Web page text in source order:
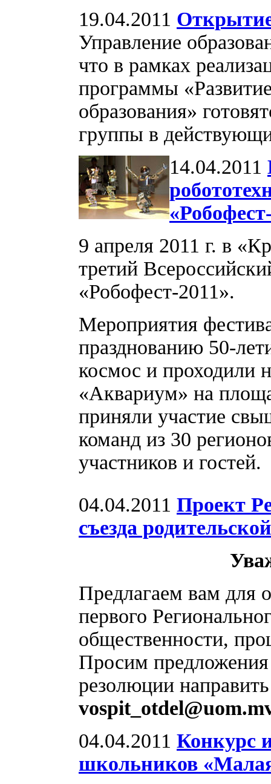
19.04.2011
Управление
что в рамках
программы
образования»
группы в
14.04.2011
9 апреля 2011 г. в
третий
«Робофест-2011».
Мероприятия
празднованию 50-
космос и проходили
«Аквариум» на
приняли участие
команд из 30
участников и гостей.
04.04.2011 Проект
съезда
Предлагаем вам для
первого
общественности,
Просим
резолюции
04.04.2011 Конкурс
школьников